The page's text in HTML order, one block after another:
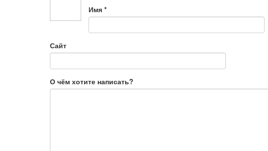
Имя *
Сайт
О чём хотите написать?